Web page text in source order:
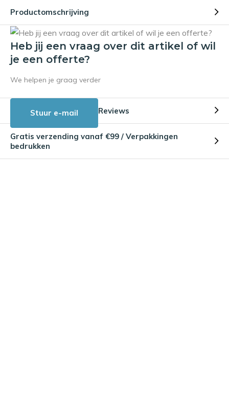
Productomschrijving
Heb jij een vraag over dit artikel of wil
je een offerte?
We helpen je graag verder
Stuur e-mail Reviews
Gratis verzending vanaf €99 / Verpakkingen
bedrukken